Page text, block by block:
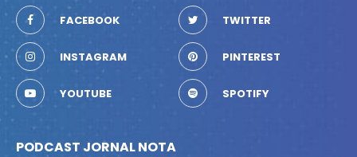
FACEBOOK TWITTER
INSTAGRAM PINTEREST
YOUTUBE SPOTIFY
PODCAST JORNAL NOTA